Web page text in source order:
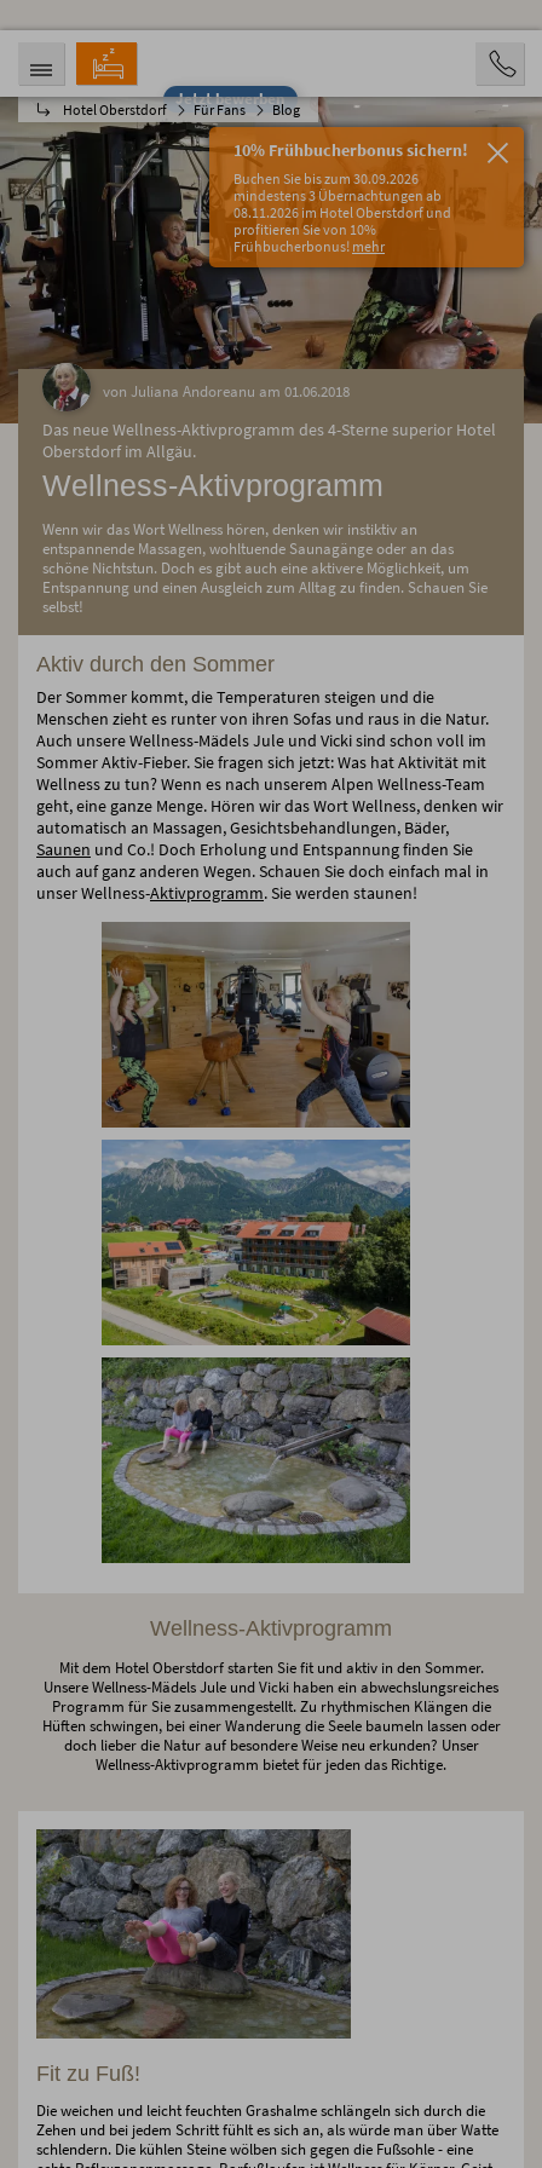
Jetzt bewerben
Hotel Oberstdorf Für Fans Blog
10% Frühbucherbonus sichern!
Buchen Sie bis zum 30.09.2026
mindestens 3 Übernachtungen ab
08.11.2026 im Hotel Oberstdorf und
profitieren Sie von 10%
Frühbucherbonus! mehr
ANREISE
09.08.2026
ABREISE
14.08.2026
PERSONEN
2 Personen
BUCHEN
von Juliana Andoreanu am 01.06.2018
Das neue Wellness-Aktivprogramm des 4-Sterne superior Hotel
Oberstdorf im Allgäu.
Wellness-Aktivprogramm
Wenn wir das Wort Wellness hören, denken wir instiktiv an
entspannende Massagen, wohltuende Saunagänge oder an das
schöne Nichtstun. Doch es gibt auch eine aktivere Möglichkeit, um
Entspannung und einen Ausgleich zum Alltag zu finden. Schauen Sie
selbst!
Aktiv durch den Sommer
Der Sommer kommt, die Temperaturen steigen und die
Menschen zieht es runter von ihren Sofas und raus in die Natur.
Auch unsere Wellness-Mädels Jule und Vicki sind schon voll im
Sommer Aktiv-Fieber. Sie fragen sich jetzt: Was hat Aktivität mit
Wellness zu tun? Wenn es nach unserem Alpen Wellness-Team
geht, eine ganze Menge. Hören wir das Wort Wellness, denken wir
automatisch an Massagen, Gesichtsbehandlungen, Bäder,
Saunen und Co.! Doch Erholung und Entspannung finden Sie
auch auf ganz anderen Wegen. Schauen Sie doch einfach mal in
unser Wellness-Aktivprogramm. Sie werden staunen!
Wellness-Aktivprogramm
Mit dem Hotel Oberstdorf starten Sie fit und aktiv in den Sommer.
Unsere Wellness-Mädels Jule und Vicki haben ein abwechslungsreiches
Programm für Sie zusammengestellt. Zu rhythmischen Klängen die
Hüften schwingen, bei einer Wanderung die Seele baumeln lassen oder
doch lieber die Natur auf besondere Weise neu erkunden? Unser
Wellness-Aktivprogramm bietet für jeden das Richtige.
Fit zu Fuß!
Die weichen und leicht feuchten Grashalme schlängeln sich durch die
Zehen und bei jedem Schritt fühlt es sich an, als würde man über Watte
schlendern. Die kühlen Steine wölben sich gegen die Fußsohle - eine